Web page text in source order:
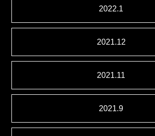
2022.1
2021.12
2021.11
2021.9